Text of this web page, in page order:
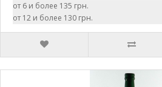
от 6 и более 135 грн.
от 12 и более 130 грн.